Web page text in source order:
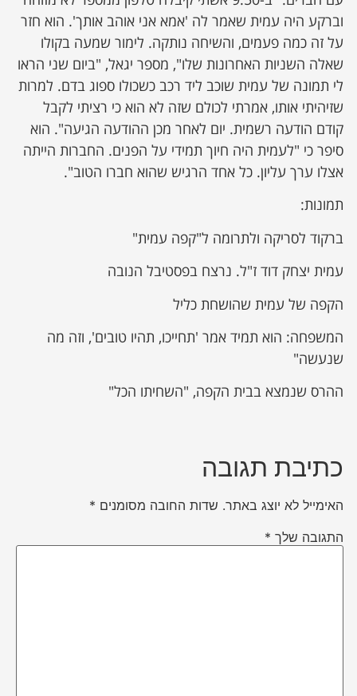
וברקע היה עמית שאמר לה 'אמא אני אוהב אותך'. הוא חזר
על זה כמה פעמים, והשיחה נותקה. לימור שמעה בקולו
שאלה השניות האחרונות שלו", מספר יגאל, "ביום שני הראו
לי תמונה של עמית שוכב ליד רכב כשכולו ספוג בדם. למרות
שזיהיתי אותו, אמרתי לכולם שזה לא הוא כי רציתי לקבל
קודם הודעה רשמית. יום לאחר מכן ההודעה הגיעה". הוא
סיפר כי "לעמית היה חיוך תמידי על הפנים. החברות הייתה
אצלו ערך עליון. כל אחד הרגיש שהוא חברו הטוב".
תמונות:
ברקוד לסריקה ולתרומה ל"קפה עמית"
עמית יצחק דוד ז"ל. נרצח בפסטיבל הנובה
הקפה של עמית שהושחת כליל
המשפחה: הוא תמיד אמר 'תחייכו, תהיו טובים', וזה מה
שנעשה"
ההרס שנמצא בבית הקפה, "השחיתו הכל"
כתיבת תגובה
האימייל לא יוצג באתר. שדות החובה מסומנים *
התגובה שלך *